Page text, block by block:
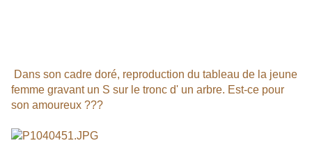
Dans son cadre doré, reproduction du tableau de la jeune
femme gravant un S sur le tronc d' un arbre. Est-ce pour
son amoureux ???